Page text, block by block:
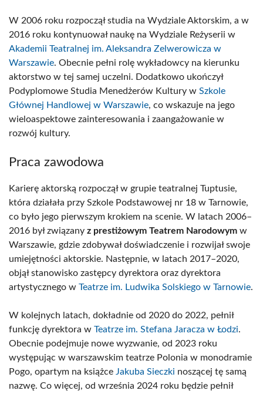
W 2006 roku rozpoczął studia na Wydziale Aktorskim, a w
2016 roku kontynuował naukę na Wydziale Reżyserii w
Akademii Teatralnej im. Aleksandra Zelwerowicza w
Warszawie. Obecnie pełni rolę wykładowcy na kierunku
aktorstwo w tej samej uczelni. Dodatkowo ukończył
Podyplomowe Studia Menedżerów Kultury w Szkole
Głównej Handlowej w Warszawie, co wskazuje na jego
wieloaspektowe zainteresowania i zaangażowanie w
rozwój kultury.
Praca zawodowa
Karierę aktorską rozpoczął w grupie teatralnej Tuptusie,
która działała przy Szkole Podstawowej nr 18 w Tarnowie,
co było jego pierwszym krokiem na scenie. W latach 2006–
2016 był związany z prestiżowym Teatrem Narodowym w
Warszawie, gdzie zdobywał doświadczenie i rozwijał swoje
umiejętności aktorskie. Następnie, w latach 2017–2020,
objął stanowisko zastępcy dyrektora oraz dyrektora
artystycznego w Teatrze im. Ludwika Solskiego w Tarnowie.
W kolejnych latach, dokładnie od 2020 do 2022, pełnił
funkcję dyrektora w Teatrze im. Stefana Jaracza w Łodzi.
Obecnie podejmuje nowe wyzwanie, od 2023 roku
występując w warszawskim teatrze Polonia w monodramie
Pogo, opartym na książce Jakuba Sieczki noszącej tę samą
nazwę. Co więcej, od września 2024 roku będzie pełnił